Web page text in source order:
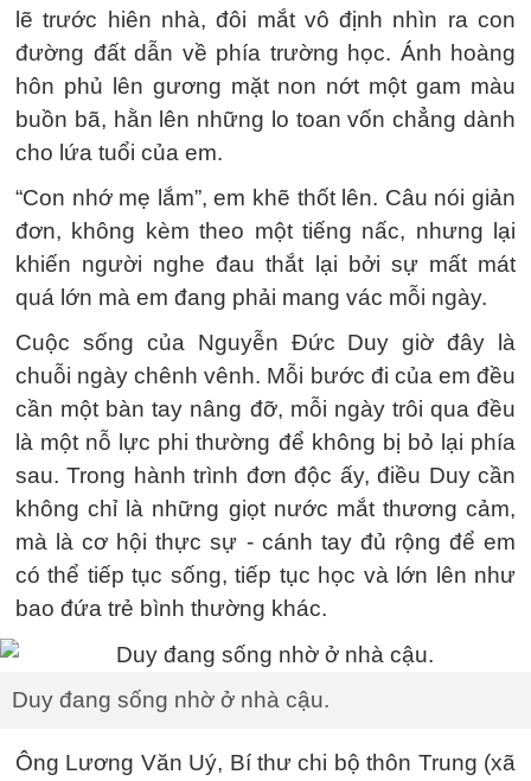
lẽ trước hiên nhà, đôi mắt vô định nhìn ra con
đường đất dẫn về phía trường học. Ánh hoàng
hôn phủ lên gương mặt non nớt một gam màu
buồn bã, hằn lên những lo toan vốn chẳng dành
cho lứa tuổi của em.
“Con nhớ mẹ lắm”, em khẽ thốt lên. Câu nói giản
đơn, không kèm theo một tiếng nấc, nhưng lại
khiến người nghe đau thắt lại bởi sự mất mát
quá lớn mà em đang phải mang vác mỗi ngày.
Cuộc sống của Nguyễn Đức Duy giờ đây là
chuỗi ngày chênh vênh. Mỗi bước đi của em đều
cần một bàn tay nâng đỡ, mỗi ngày trôi qua đều
là một nỗ lực phi thường để không bị bỏ lại phía
sau. Trong hành trình đơn độc ấy, điều Duy cần
không chỉ là những giọt nước mắt thương cảm,
mà là cơ hội thực sự - cánh tay đủ rộng để em
có thể tiếp tục sống, tiếp tục học và lớn lên như
bao đứa trẻ bình thường khác.
Duy đang sống nhờ ở nhà cậu.
Ông Lương Văn Uý, Bí thư chi bộ thôn Trung (xã